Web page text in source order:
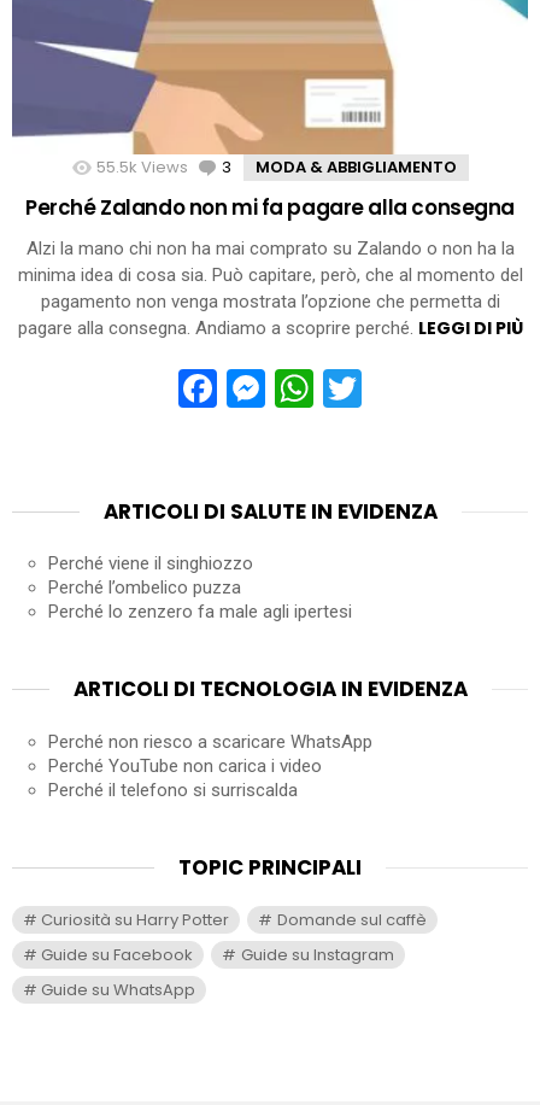
55.5k Views 3 Comments
MODA & ABBIGLIAMENTO
Perché Zalando non mi fa pagare alla consegna
Alzi la mano chi non ha mai comprato su Zalando o non ha la
minima idea di cosa sia. Può capitare, però, che al momento del
pagamento non venga mostrata l’opzione che permetta di
pagare alla consegna. Andiamo a scoprire perché. LEGGI DI PIÙ
Facebook
Messenger
WhatsApp
ARTICOLI DI SALUTE IN EVIDENZA
Perché viene il singhiozzo
Perché l’ombelico puzza
Perché lo zenzero fa male agli ipertesi
ARTICOLI DI TECNOLOGIA IN EVIDENZA
Perché non riesco a scaricare WhatsApp
Perché YouTube non carica i video
Perché il telefono si surriscalda
TOPIC PRINCIPALI
Curiosità su Harry Potter
Domande sul caffè
Guide su Facebook
Guide su Instagram
Guide su WhatsApp